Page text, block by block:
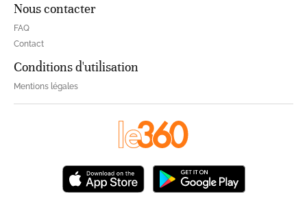
Nous contacter
FAQ
Contact
Conditions d'utilisation
Mentions légales